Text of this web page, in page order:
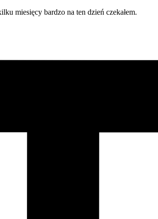
miesięcy bardzo na ten dzień czekałem.